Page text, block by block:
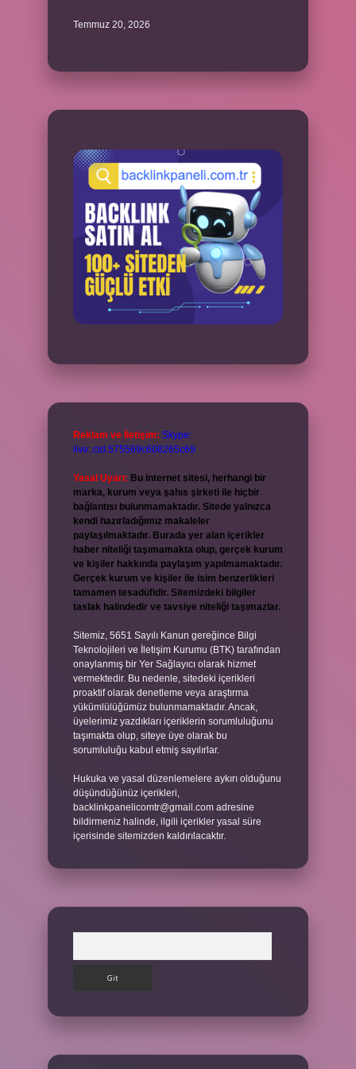
Temmuz 20, 2026
Reklam ve İletişim: Skype:
live:.cid.575569c608265c69
Yasal Uyarı: Bu internet sitesi, herhangi bir
marka, kurum veya şahıs şirketi ile hiçbir
bağlantısı bulunmamaktadır. Sitede yalnızca
kendi hazırladığımız makaleler
paylaşılmaktadır. Burada yer alan içerikler
haber niteliği taşımamakta olup, gerçek kurum
ve kişiler hakkında paylaşım yapılmamaktadır.
Gerçek kurum ve kişiler ile isim benzerlikleri
tamamen tesadüfidir. Sitemizdeki bilgiler
taslak halindedir ve tavsiye niteliği taşımazlar.
Sitemiz, 5651 Sayılı Kanun gereğince Bilgi
Teknolojileri ve İletişim Kurumu (BTK) tarafından
onaylanmış bir Yer Sağlayıcı olarak hizmet
vermektedir. Bu nedenle, sitedeki içerikleri
proaktif olarak denetleme veya araştırma
yükümlülüğümüz bulunmamaktadır. Ancak,
üyelerimiz yazdıkları içeriklerin sorumluluğunu
taşımakta olup, siteye üye olarak bu
sorumluluğu kabul etmiş sayılırlar.
Hukuka ve yasal düzenlemelere aykırı olduğunu
düşündüğünüz içerikleri,
backlinkpanelicomtr@gmail.com adresine
bildirmeniz halinde, ilgili içerikler yasal süre
içerisinde sitemizden kaldırılacaktır.